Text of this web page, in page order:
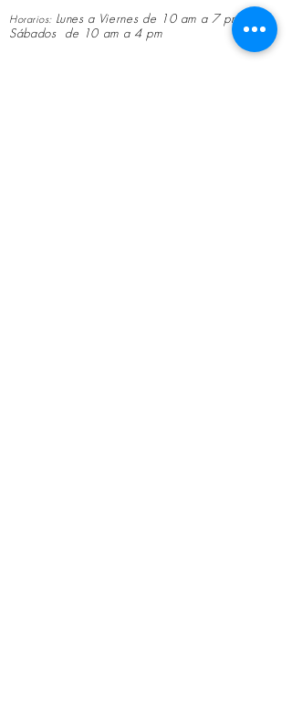
Horarios: Lunes a Viernes de 10am a 7 pm
Sábados de 10 am a 4 pm